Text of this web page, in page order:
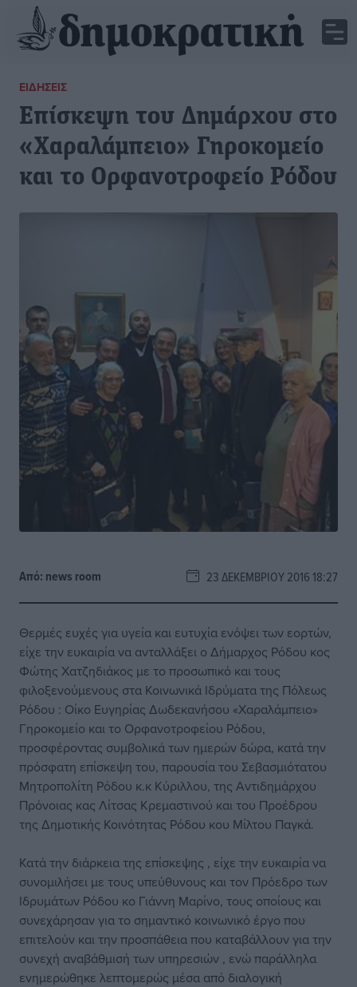
ΕΙΔΉΣΕΙΣ
Επίσκεψη του Δημάρχου στο
«Χαραλάμπειο» Γηροκομείο
και το Ορφανοτροφείο Ρόδου
Από: news room 23 ΔΕΚΕΜΒΡΊΟΥ 2016 18:27
Θερμές ευχές για υγεία και ευτυχία ενόψει των εορτών,
είχε την ευκαιρία να ανταλλάξει ο Δήμαρχος Ρόδου κος
Φώτης Χατζηδιάκος με το προσωπικό και τους
φιλοξενούμενους στα Κοινωνικά Ιδρύματα της Πόλεως
Ρόδου : Οίκο Ευγηρίας Δωδεκανήσου «Χαραλάμπειο»
Γηροκομείο και το Ορφανοτροφείου Ρόδου,
προσφέροντας συμβολικά των ημερών δώρα, κατά την
πρόσφατη επίσκεψη του, παρουσία του Σεβασμιότατου
Μητροπολίτη Ρόδου κ.κ Κύριλλου, της Αντιδημάρχου
Πρόνοιας κας Λίτσας Κρεμαστινού και του Προέδρου
της Δημοτικής Κοινότητας Ρόδου κου Μίλτου Παγκά.
Κατά την διάρκεια της επίσκεψης , είχε την ευκαιρία να
συνομιλήσει με τους υπεύθυνους και τον Πρόεδρο των
Ιδρυμάτων Ρόδου κο Γιάννη Μαρίνο, τους οποίους και
συνεχάρησαν για το σημαντικό κοινωνικό έργο που
επιτελούν και την προσπάθεια που καταβάλλουν για την
συνεχή αναβάθμισή των υπηρεσιών , ενώ παράλληλα
ενημερώθηκε λεπτομερώς μέσα από διαλογική